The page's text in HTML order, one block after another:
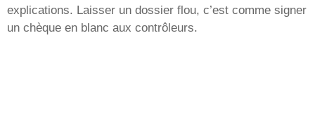
explications. Laisser un dossier flou, c’est comme signer
un chèque en blanc aux contrôleurs.